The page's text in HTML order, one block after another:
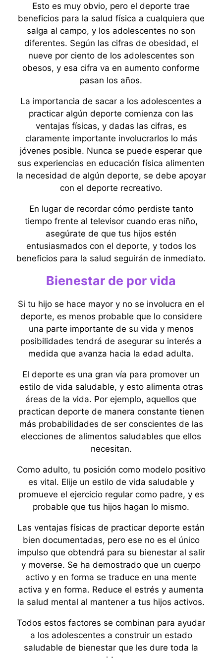
Esto es muy obvio, pero el deporte trae
beneficios para la salud física a cualquiera que
salga al campo, y los adolescentes no son
diferentes. Según las cifras de obesidad, el
nueve por ciento de los adolescentes son
obesos, y esa cifra va en aumento conforme
pasan los años.
La importancia de sacar a los adolescentes a
practicar algún deporte comienza con las
ventajas físicas, y dadas las cifras, es
claramente importante involucrarlos lo más
jóvenes posible. Nunca se puede esperar que
sus experiencias en educación física alimenten
la necesidad de algún deporte, se debe apoyar
con el deporte recreativo.
En lugar de recordar cómo perdiste tanto
tiempo frente al televisor cuando eras niño,
asegúrate de que tus hijos estén
entusiasmados con el deporte, y todos los
beneficios para la salud seguirán de inmediato.
Bienestar de por vida
Si tu hijo se hace mayor y no se involucra en el
deporte, es menos probable que lo considere
una parte importante de su vida y menos
posibilidades tendrá de asegurar su interés a
medida que avanza hacia la edad adulta.
El deporte es una gran vía para promover un
estilo de vida saludable, y esto alimenta otras
áreas de la vida. Por ejemplo, aquellos que
practican deporte de manera constante tienen
más probabilidades de ser conscientes de las
elecciones de alimentos saludables que ellos
necesitan.
Como adulto, tu posición como modelo positivo
es vital. Elije un estilo de vida saludable y
promueve el ejercicio regular como padre, y es
probable que tus hijos hagan lo mismo.
Las ventajas físicas de practicar deporte están
bien documentadas, pero ese no es el único
impulso que obtendrá para su bienestar al salir
y moverse. Se ha demostrado que un cuerpo
activo y en forma se traduce en una mente
activa y en forma. Reduce el estrés y aumenta
la salud mental al mantener a tus hijos activos.
Todos estos factores se combinan para ayudar
a los adolescentes a construir un estado
saludable de bienestar que les dure toda la